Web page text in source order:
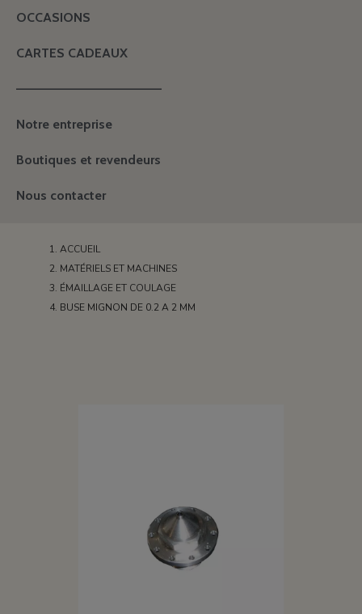
OCCASIONS
CARTES CADEAUX
———————————————
Notre entreprise
Boutiques et revendeurs
Nous contacter
ACCUEIL
MATÉRIELS ET MACHINES
ÉMAILLAGE ET COULAGE
BUSE MIGNON DE 0.2 A 2 MM